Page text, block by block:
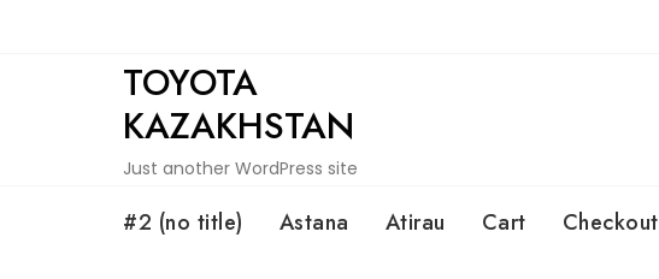
TOYOTA
KAZAKHSTAN
Just another WordPress site
#2 (no title) Astana Atirau Cart Checkout